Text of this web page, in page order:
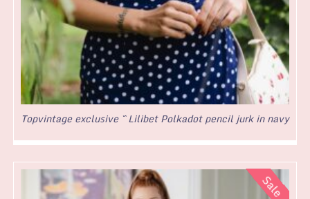
Topvintage exclusive ~ Lilibet Polkadot pencil jurk in navy